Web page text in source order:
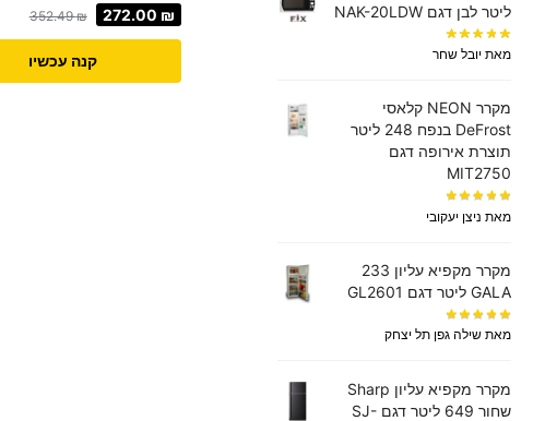
352.49₪ 272.00 ₪
קנה עכשיו
ליטר לבן דגם NAK-20LDW
מאת יובל שחר
מקרר NEON קלאסי
DeFrost בנפח 248 ליטר
תוצרת אירופה דגם
MIT2750
מאת ניצן יעקובי
מקרר מקפיא עליון 233
GALA ליטר דגם GL2601
מאת שילה גפן תל יצחק
מקרר מקפיא עליון Sharp
שחור 649 ליטר דגם SJ-